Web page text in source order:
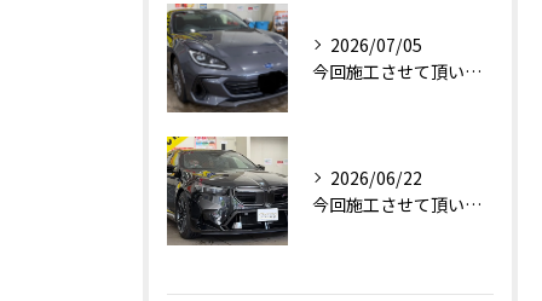
2026/07/05
今回施工させて頂いたお車はスバルBRZです！✨
2026/06/22
今回施工させて頂いたお車はBMW M5です！✨